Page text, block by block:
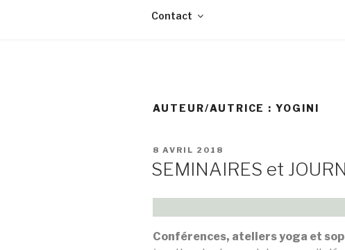
Contact
AUTEUR/AUTRICE :YOGINI
PUBLIÉ
LE
8 AVRIL 2018
SEMINAIRES et
Conférences, ateliers yoga et